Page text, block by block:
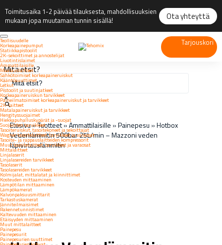
Toimitusaika 1-2 päivää tilauksesta, mahdollisuuksien
mukaan jopa muutaman tunnin sisällä!
Ota yhteyttä
Teollisuudelle
Korkeapainepumput
Statiikkapistoolit
2K-sekoittimet ja annostelijat
Liuotintislaimet
Ammattilaisille
Maalauslaitteet
Sähkötoimiset korkeapaineruiskut
Kääntösuuttimet
Letkut
Pistoolit ja suutinjatkeet
Korkeapaineruiskun tarvikkeet
Paineilmatoimiset korkeapaineruiskut ja tarvikkeet
2K-laitteet
Matalapaineruiskut ja tarvikkeet
Hengityssuojaimet
Hiekkapuhalluskypärät ja -suojat
Suojainten tarvikkeet
Tasoiteruiskut, tasoitekoneet ja sekoittajat
Wagner tasoitelaitteet, tarvikkeet ja varaosat
Tasoite- ja rappauslaitteiden kompressorit
Muut tasoitelaitteet, tarvikkeet ja varaosat
Mittalaitteet
Linjalaserit
Linjalasereiden tarvikkeet
Tasolaserit
Tasolasereiden tarvikkeet
Kolmijalat, mittalatat ja kiinnittimet
Kosteuden mittaaminen
Lämpötilan mittaaminen
Lämpökamerat
Kalvonpaksuusmittarit
Tarkastuskamerat
Jänniteilmaisimet
Rakennetunnistimet
Kaltevuuden mittaaminen
Etäisyyden mittaaminen
Muut mittalaitteet
Painepesu
Painepesurit
Painepesurien suuttimet
Tarjouskori
Mitä etsit?
×
Etusivu»Tuotteet»Ammattilaisille »Painepesu »Hotbox
Vedenlämmitin 500bar 25L/min – Mazzoni veden
läpivirtauslämmitin